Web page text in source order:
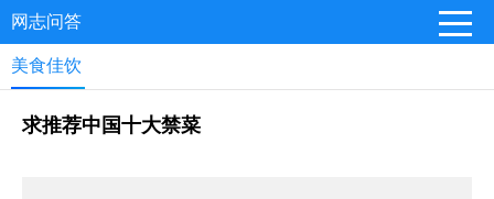
网志问答
美食佳饮
求推荐中国十大禁菜